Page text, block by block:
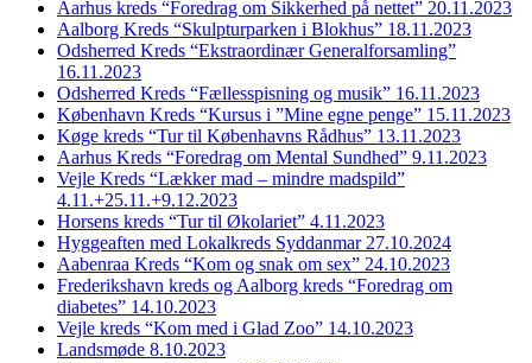
Aarhus kreds “Foredrag om Sikkerhed på nettet” 20.11.2023
Aalborg Kreds “Skulpturparken i Blokhus” 18.11.2023
Odsherred Kreds “Ekstraordinær Generalforsamling”
16.11.2023
Odsherred Kreds “Fællesspisning og musik” 16.11.2023
København Kreds “Kursus i ”Mine egne penge” 15.11.2023
Køge kreds “Tur til Københavns Rådhus” 13.11.2023
Aarhus Kreds “Foredrag om Mental Sundhed” 9.11.2023
Vejle Kreds “Lækker mad – mindre madspild”
4.11.+25.11.+9.12.2023
Horsens kreds “Tur til Økolariet” 4.11.2023
Hyggeaften med Lokalkreds Syddanmar 27.10.2024
Aabenraa Kreds “Kom og snak om sex” 24.10.2023
Frederikshavn kreds og Aalborg kreds “Foredrag om
diabetes” 14.10.2023
Vejle kreds “Kom med i Glad Zoo” 14.10.2023
Landsmøde 8.10.2023